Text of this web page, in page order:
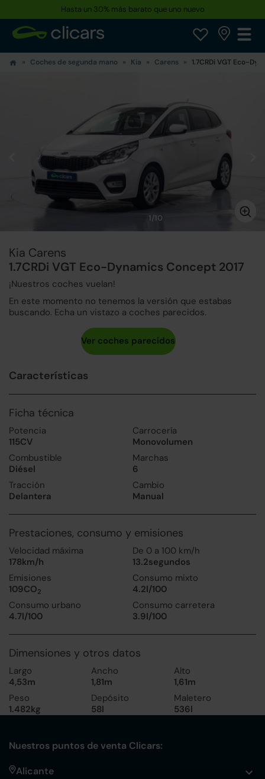
Hasta un 30% más barato que uno nuevo
Coches de segunda mano Kia Carens 1.7CRDi VGT Eco-
1/10
Kia Carens
1.7CRDi VGT Eco-Dynamics Concept 2017
¡Nuestros coches vuelan!
En este momento no tenemos la versión que estabas
buscando. Echa un vistazo a coches parecidos.
Características
Ficha técnica
Potencia
115CV
Carrocería
Monovolumen
Combustible
Diésel
Marchas
6
Tracción
Delantera
Cambio
Manual
Prestaciones, consumo y emisiones
Velocidad máxima
178km/h
De 0 a 100 km/h
13.2segundos
Emisiones
109CO2
Consumo mixto
4.2l/100
Consumo urbano
4.7l/100
Consumo carretera
3.9l/100
Dimensiones y otros datos
Largo
4,53m
Ancho
1,81m
Alto
1,61m
Peso
1.482kg
Depósito
58l
Maletero
536l
Nuestros puntos de venta Clicars:
Alicante